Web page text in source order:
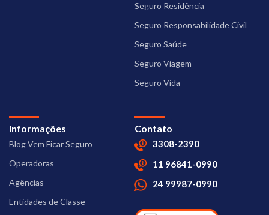
Seguro Residência
Seguro Responsabilidade Civil
Seguro Saúde
Seguro Viagem
Seguro Vida
Informações
Blog Vem Ficar Seguro
Operadoras
Agências
Entidades de Classe
Contato
3308-2390
11 96841-0990
24 99987-0990